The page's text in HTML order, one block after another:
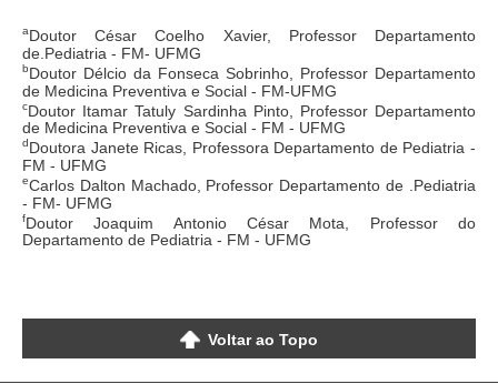
aDoutor César Coelho Xavier, Professor Departamento
de.Pediatria - FM- UFMG
bDoutor Délcio da Fonseca Sobrinho, Professor Departamento
de Medicina Preventiva e Social - FM-UFMG
cDoutor Itamar Tatuly Sardinha Pinto, Professor Departamento
de Medicina Preventiva e Social - FM - UFMG
dDoutora Janete Ricas, Professora Departamento de Pediatria -
FM - UFMG
eCarlos Dalton Machado, Professor Departamento de .Pediatria
- FM- UFMG
fDoutor Joaquim Antonio César Mota, Professor do
Departamento de Pediatria - FM - UFMG
Voltar ao Topo